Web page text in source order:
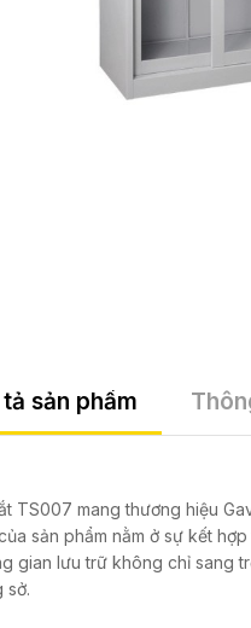
sản phẩm
TS007 mang thương hiệu
sản phẩm nằm ở sự kết
gian lưu trữ không chỉ sang
sở.